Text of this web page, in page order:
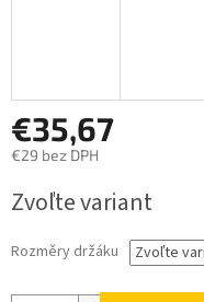
€35,67
€29 bez DPH
cena:
Zvoľte variant
Rozměry držáku